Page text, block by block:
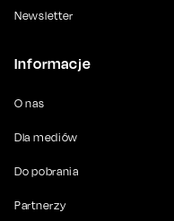
Newsletter
Informacje
O nas
Dla mediów
Do pobrania
Partnerzy